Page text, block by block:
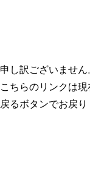
申し訳ございません
こちらのリンクは現
戻るボタンでお戻り